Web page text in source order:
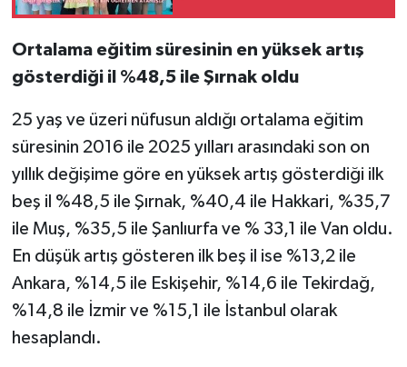
Ortalama eğitim süresinin en yüksek artış
gösterdiği il %48,5 ile Şırnak oldu
25 yaş ve üzeri nüfusun aldığı ortalama eğitim
süresinin 2016 ile 2025 yılları arasındaki son on
yıllık değişime göre en yüksek artış gösterdiği ilk
beş il %48,5 ile Şırnak, %40,4 ile Hakkari, %35,7
ile Muş, %35,5 ile Şanlıurfa ve % 33,1 ile Van oldu.
En düşük artış gösteren ilk beş il ise %13,2 ile
Ankara, %14,5 ile Eskişehir, %14,6 ile Tekirdağ,
%14,8 ile İzmir ve %15,1 ile İstanbul olarak
hesaplandı.